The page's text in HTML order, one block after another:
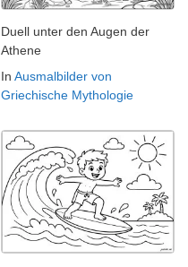
Duell unter den Augen der
Athene
In Ausmalbilder von
Griechische Mythologie